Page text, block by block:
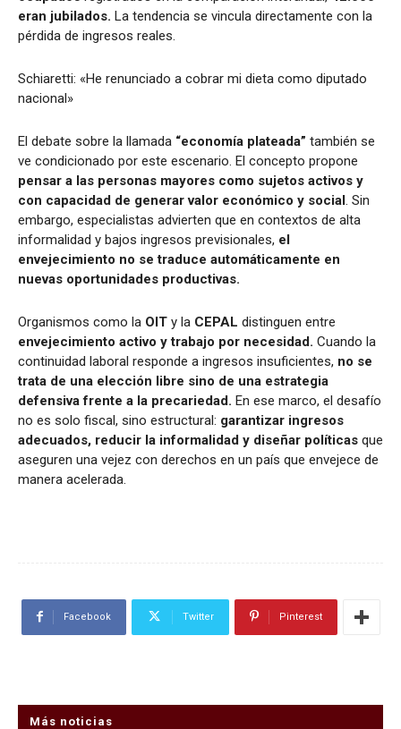
eran jubilados. La tendencia se vincula directamente con la
pérdida de ingresos reales.
Schiaretti: «He renunciado a cobrar mi dieta como diputado
nacional»
El debate sobre la llamada “economía plateada” también se
ve condicionado por este escenario. El concepto propone
pensar a las personas mayores como sujetos activos y
con capacidad de generar valor económico y social. Sin
embargo, especialistas advierten que en contextos de alta
informalidad y bajos ingresos previsionales, el
envejecimiento no se traduce automáticamente en
nuevas oportunidades productivas.
Organismos como la OIT y la CEPAL distinguen entre
envejecimiento activo y trabajo por necesidad. Cuando la
continuidad laboral responde a ingresos insuficientes, no se
trata de una elección libre sino de una estrategia
defensiva frente a la precariedad. En ese marco, el desafío
no es solo fiscal, sino estructural: garantizar ingresos
adecuados, reducir la informalidad y diseñar políticas que
aseguren una vejez con derechos en un país que envejece de
manera acelerada.
Facebook Twitter Pinterest
Más noticias